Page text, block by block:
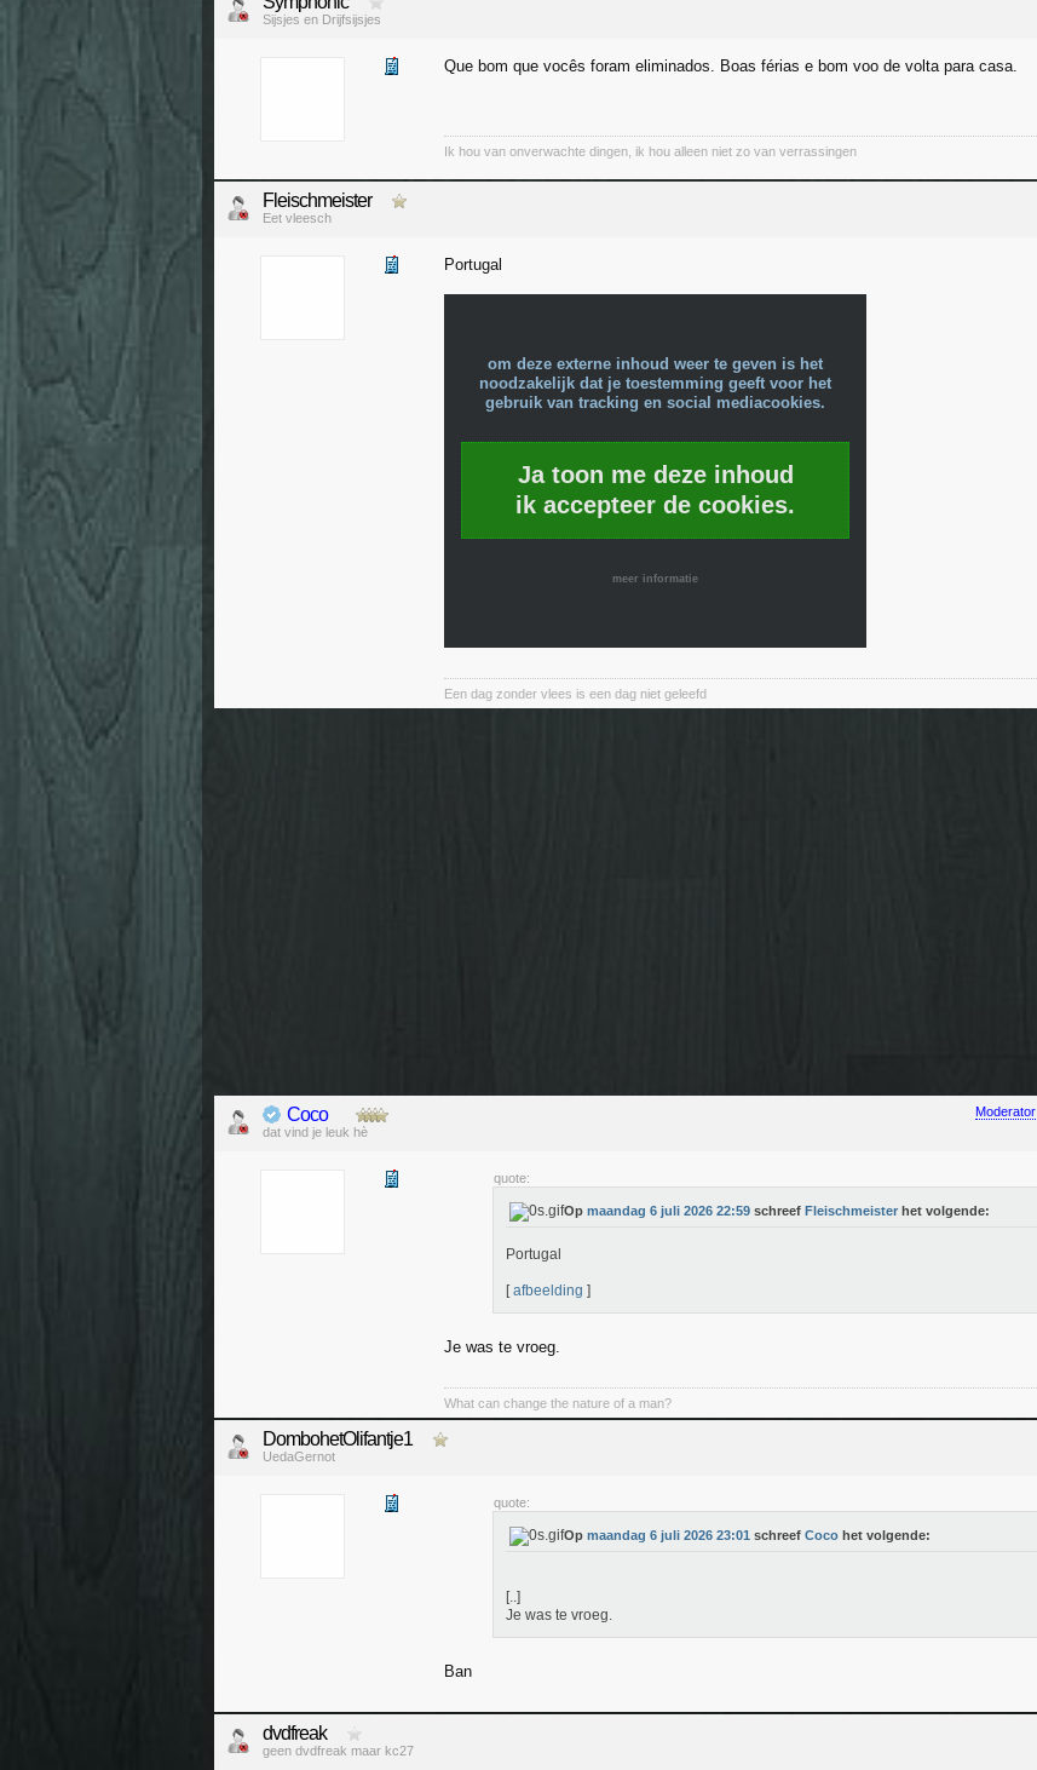
Sijsjes en Drijfsijsjes
Que bom que vocês foram eliminados. Boas férias e bom voo de volta para casa.
Ik hou van onverwachte dingen, ik hou alleen niet zo van verrassingen
Fleischmeister
Eet vleesch
Portugal
om deze externe inhoud weer te geven is het
noodzakelijk dat je toestemming geeft voor het
gebruik van tracking en social mediacookies.
Ja toon me deze inhoud
ik accepteer de cookies.
meer informatie
Een dag zonder vlees is een dag niet geleefd
Moderator
Coco
dat vind je leuk hè
quote:
Op maandag 6 juli 2026 22:59 schreef Fleischmeister het volgende:
Portugal
[afbeelding ]
Je was te vroeg.
What can change the nature of a man?
DombohetOlifantje1
UedaGernot
quote:
Op maandag 6 juli 2026 23:01 schreef Coco het volgende:
[..]
Je was te vroeg.
Ban
dvdfreak
geen dvdfreak maar kc27